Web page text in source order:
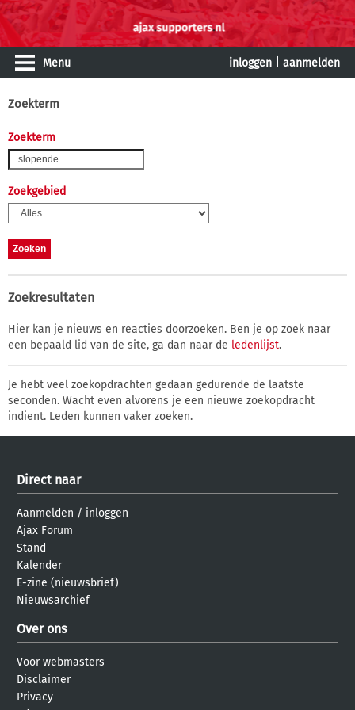
Menu inloggen aanmelden
Zoekterm
Zoekterm
Zoekgebied
Zoekresultaten
Hier kan je nieuws en reacties doorzoeken. Ben je op zoek naar
een bepaald lid van de site, ga dan naar de ledenlijst.
Je hebt veel zoekopdrachten gedaan gedurende de laatste
seconden. Wacht even alvorens je een nieuwe zoekopdracht
indient. Leden kunnen vaker zoeken.
Direct naar
Aanmelden / inloggen
Ajax Forum
Stand
Kalender
E-zine (nieuwsbrief)
Nieuwsarchief
Over ons
Voor webmasters
Disclaimer
Privacy